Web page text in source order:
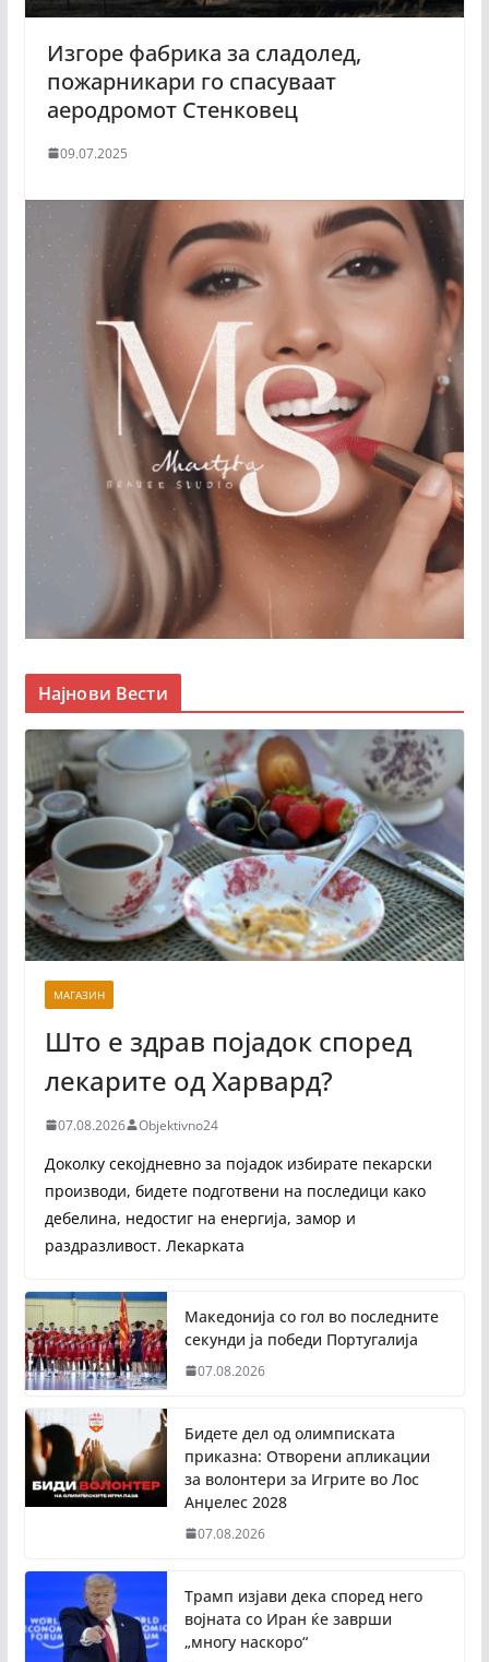
Изгоре фабрика за сладолед,
пожарникари го спасуваат
аеродромот Стенковец
09.07.2025
Најнови Вести
МАГАЗИН
Што е здрав појадок според
лекарите од Харвард?
07.08.2026 Objektivno24
Доколку секојдневно за појадок избирате пекарски
производи, бидете подготвени на последици како
дебелина, недостиг на енергија, замор и
раздразливост. Лекарката
Македонија со гол во последните
секунди ја победи Португалија
07.08.2026
Бидете дел од олимписката
приказна: Отворени апликации
за волонтери за Игрите во Лос
Анџелес 2028
07.08.2026
Трамп изјави дека според него
војната со Иран ќе заврши
„многу наскоро“